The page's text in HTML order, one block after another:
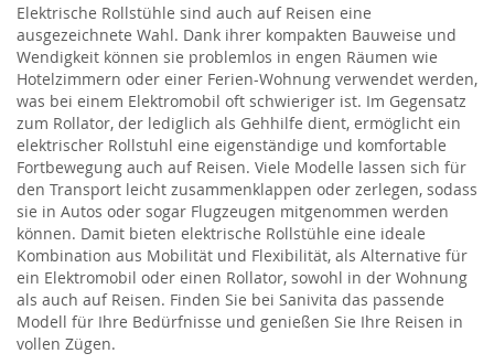
Elektrische Rollstühle sind auch auf Reisen eine
ausgezeichnete Wahl. Dank ihrer kompakten Bauweise und
Wendigkeit können sie problemlos in engen Räumen wie
Hotelzimmern oder einer Ferien-Wohnung verwendet werden,
was bei einem Elektromobil oft schwieriger ist. Im Gegensatz
zum Rollator, der lediglich als Gehhilfe dient, ermöglicht ein
elektrischer Rollstuhl eine eigenständige und komfortable
Fortbewegung auch auf Reisen. Viele Modelle lassen sich für
den Transport leicht zusammenklappen oder zerlegen, sodass
sie in Autos oder sogar Flugzeugen mitgenommen werden
können. Damit bieten elektrische Rollstühle eine ideale
Kombination aus Mobilität und Flexibilität, als Alternative für
ein Elektromobil oder einen Rollator, sowohl in der Wohnung
als auch auf Reisen. Finden Sie bei Sanivita das passende
Modell für Ihre Bedürfnisse und genießen Sie Ihre Reisen in
vollen Zügen.